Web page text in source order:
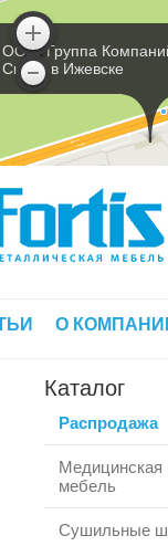
ООО 'Группа
Склад в Ижевске
О
Каталог
Распродажа
Медицинская
мебель
Сушильные